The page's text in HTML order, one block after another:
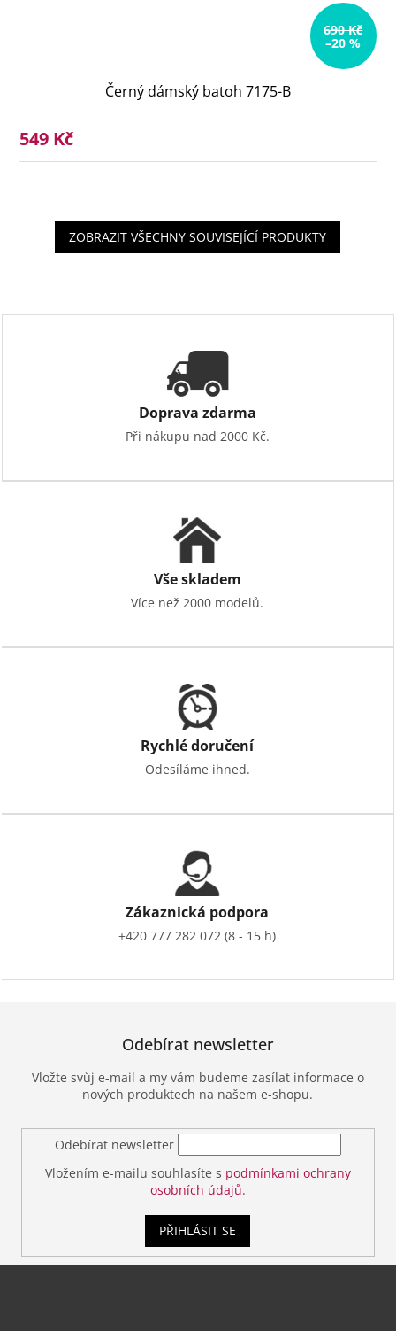
690 Kč
–20 %
Černý dámský batoh 7175-B
549 Kč
ZOBRAZIT VŠECHNY SOUVISEJÍCÍ PRODUKTY
Doprava zdarma
Při nákupu nad 2000 Kč.
Vše skladem
Více než 2000 modelů.
Rychlé doručení
Odesíláme ihned.
Zákaznická podpora
+420 777 282 072 (8 - 15 h)
Odebírat newsletter
Vložte svůj e-mail a my vám budeme zasílat informace o
nových produktech na našem e-shopu.
Odebírat newsletter
Vložením e-mailu souhlasíte s podmínkami ochrany
osobních údajů.
PŘIHLÁSIT SE